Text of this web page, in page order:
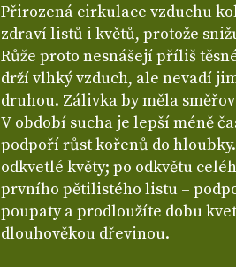
Přirozená cirkulace vzduchu
zdraví listů i květů, protože
Růže proto nesnášejí příliš
drží vlhký vzduch, ale nevadí
druhou. Zálivka by měla
V období sucha je lepší méně
podpoří růst kořenů do
odkvetlé květy; po odkvětu
prvního pětilistého listu –
poupaty a prodloužíte dobu
dlouhověkou dřevinou.